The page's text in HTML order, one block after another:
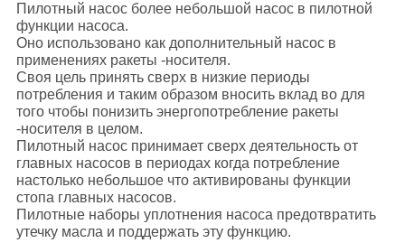
Пилотный насос более небольшой насос в пилотной
функции насоса.
Оно использовано как дополнительный насос в
применениях ракеты -носителя.
Своя цель принять сверх в низкие периоды
потребления и таким образом вносить вклад во для
того чтобы понизить энергопотребление ракеты
-носителя в целом.
Пилотный насос принимает сверх деятельность от
главных насосов в периодах когда потребление
настолько небольшое что активированы функции
стопа главных насосов.
Пилотные наборы уплотнения насоса предотвратить
утечку масла и поддержать эту функцию.